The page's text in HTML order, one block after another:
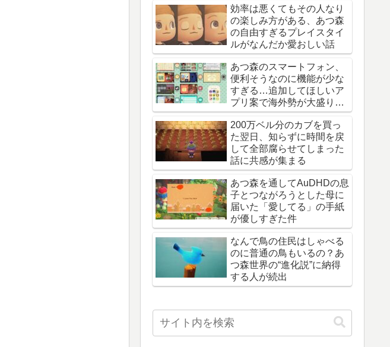
効率は悪くてもその人なり
の楽しみ方がある、あつ森
の自由すぎるプレイスタイ
ルがなんだか愛おしい話
あつ森のスマートフォン、
便利そうなのに機能が少な
すぎる…追加してほしいア
プリ案で海外勢が大盛り上
がり
200万ベル分のカブを買っ
た翌日、知らずに時間を戻
して全部腐らせてしまった
話に共感が集まる
あつ森を通してAuDHDの息
子とつながろうとした母に
届いた「愛してる」の手紙
が優しすぎた件
なんで鳥の住民はしゃべる
のに普通の鳥もいるの？あ
つ森世界の“進化説”に納得
する人が続出